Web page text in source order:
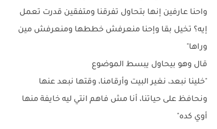
واحنا عارفين إنها بتحاول تفرقنا ومتفقين قدرت تعمل
إيه؟ تخيل بقا وإحنا منعرفش خططها ومنعرفش مين
وراها"
قال وهو بيحاول يبسط الموضوع
"خلينا نبعد، نغير البيت وأرقامنا، وقتها نبعد عنها
ونحافظ على حياتنا، أنا مش فاهم انتي ليه خايفة منها
أوي كده"